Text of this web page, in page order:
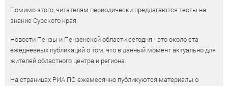
Помимо этого, читателям периодически предлагаются тесты на
знание Сурского края.
Новости Пензы и Пензенской области сегодня - это около ста
ежедневных публикаций о том, что в данный момент актуально для
жителей областного центра и региона.
На страницах РИА ПО ежемесячно публикуются материалы о